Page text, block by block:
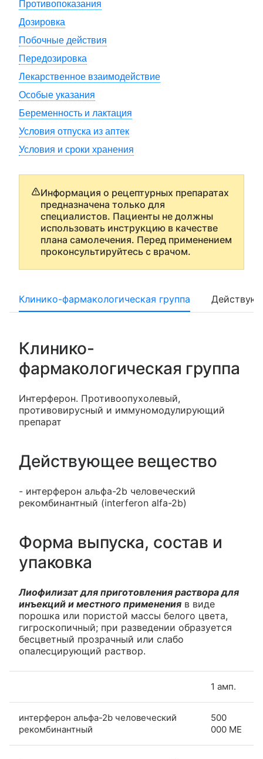
Противопоказания
Дозировка
Побочные действия
Передозировка
Лекарственное взаимодействие
Особые указания
Беременность и лактация
Условия отпуска из аптек
Условия и сроки хранения
Информация о рецептурных препаратах
предназначена только для
специалистов. Пациенты не должны
использовать инструкцию в качестве
плана самолечения. Перед применением
проконсультируйтесь с врачом.
Клинико-фармакологическая группа
Клинико-
фармакологическая группа
Интерферон. Противоопухолевый,
противовирусный и иммуномодулирующий
препарат
Действующее вещество
- интерферон альфа-2b человеческий
рекомбинантный (interferon alfa-2b)
Форма выпуска, состав и
упаковка
Лиофилизат для приготовления раствора для
инъекций и местного применения в виде
порошка или пористой массы белого цвета,
гигроскопичный; при разведении образуется
бесцветный прозрачный или слабо
опалесцирующий раствор.
1 амп.
интерферон альфа-2b человеческий
рекомбинантный
500
000 МЕ